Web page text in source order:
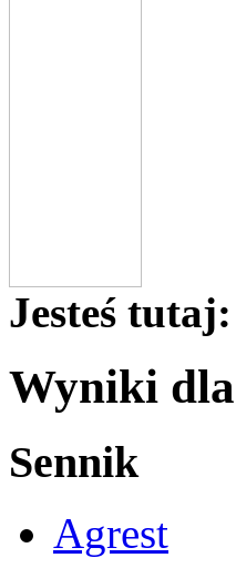
Jesteś tutaj:
Wyniki
Sennik
Agrest